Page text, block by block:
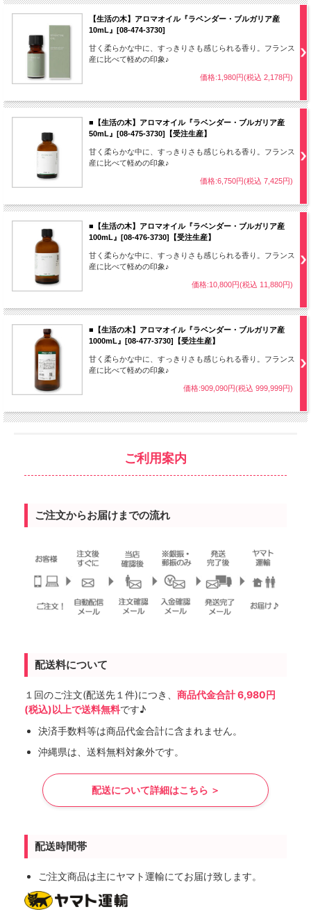
【生活の木】アロマオイル『ラベンダー・ブルガリア産
10mL』[08-474-3730]
甘く柔らかな中に、すっきりさも感じられる香り。フランス
産に比べて軽めの印象♪
価格:1,980円(税込 2,178円)
■【生活の木】アロマオイル『ラベンダー・ブルガリア産
50mL』[08-475-3730]【受注生産】
甘く柔らかな中に、すっきりさも感じられる香り。フランス
産に比べて軽めの印象♪
価格:6,750円(税込 7,425円)
■【生活の木】アロマオイル『ラベンダー・ブルガリア産
100mL』[08-476-3730]【受注生産】
甘く柔らかな中に、すっきりさも感じられる香り。フランス
産に比べて軽めの印象♪
価格:10,800円(税込 11,880円)
■【生活の木】アロマオイル『ラベンダー・ブルガリア産
1000mL』[08-477-3730]【受注生産】
甘く柔らかな中に、すっきりさも感じられる香り。フランス
産に比べて軽めの印象♪
価格:909,090円(税込 999,999円)
ご利用案内
ご注文からお届けまでの流れ
配送料について
１回のご注文(配送先１件)につき、 商品代金合計 6,980円
(税込)以上で送料無料です♪
決済手数料等は商品代金合計に含まれません。
沖縄県は、送料無料対象外です。
配送について詳細はこちら ＞
配送時間帯
ご注文商品は主にヤマト運輸にてお届け致します。